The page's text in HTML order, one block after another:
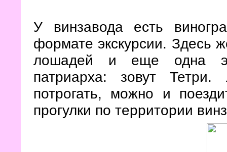
У винзавода есть
формате экскурсии. Здесь
лошадей и еще одна
патриарха: зовут
потрогать, можно и
прогулки по территории